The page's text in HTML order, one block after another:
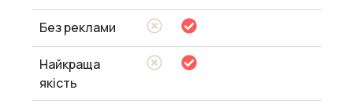
Без реклами
Найкраща
якість